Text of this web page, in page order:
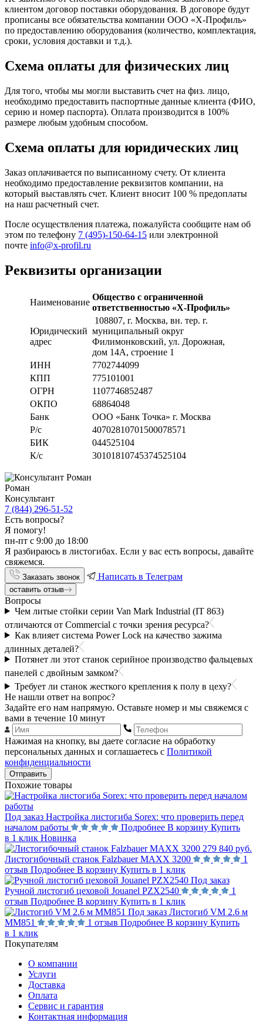
клиентом договор поставки оборудования. В договоре будут
прописаны все обязательства компании ООО «Х-Профиль»
по предоставлению оборудования (количество, комплектация,
сроки, условия доставки и т.д.).
Схема оплаты для физических лиц
Для того, чтобы мы могли выставить счет на физ. лицо,
необходимо предоставить паспортные данные клиента (ФИО,
серию и номер паспорта). Оплата производится в 100%
размере любым удобным способом.
Схема оплаты для юридических лиц
Заказ оплачивается по выписанному счету. От клиента
необходимо предоставление реквизитов компании, на
который выставлять счет. Клиент вносит 100 % предоплаты
на наш расчетный счет.
После осуществления платежа, пожалуйста сообщите нам об
этом по телефону 7 (495)-150-64-15 или электронной
почте info@x-profil.ru
Реквизиты организации
Наименование
Общество с ограниченной
ответственностью «Х-Профиль»
Юридический
адрес
108807, г. Москва, вн. тер. г.
муниципальный округ
Филимонковский, ул. Дорожная,
дом 14А, строение 1
ИНН
7702744099
КПП
775101001
ОГРН
1107746852487
ОКПО
68864048
Банк
ООО «Банк Точка» г. Москва
Р/с
40702810701500078571
БИК
044525104
К/с
30101810745374525104
Роман
Консультант
7 (844) 296-51-52
Есть вопросы?
Я помогу!
пн-пт с 9:00 до 18:00
Я разбираюсь в листогибах. Если у вас есть вопросы, давайте
свяжемся.
Заказать звонок Написать в Телеграм
оставить отзыв
Вопросы
Чем литые стойки серии Van Mark Industrial (IT 863)
отличаются от Commercial с точки зрения ресурса?
Как влияет система Power Lock на качество зажима
длинных деталей?
Потянет ли этот станок серийное производство фальцевых
панелей с двойным замком?
Требует ли станок жесткого крепления к полу в цеху?
Не нашли ответ на вопрос?
Задайте его нам напрямую. Оставьте номер и мы свяжемся с
вами в течение 10 минут
Нажимая на кнопку, вы даете согласие на обработку
персональных данных и соглашаетесь с Политикой
конфиденциальности
Отправить
Похожие товары
Под заказ Настройка листогиба Sorex: что проверить перед
началом работы
Подробнее В корзину Купить
в 1 клик Новинка
279 840 руб.
Листогибочный станок Falzbauer MAXX 3200
1
отзыв Подробнее В корзину Купить в 1 клик
Под заказ
Ручной листогиб цеховой Jouanel PZX2540
1
отзыв Подробнее В корзину Купить в 1 клик
Под заказ Листогиб VM 2.6 м
MM851
1 отзыв Подробнее В корзину Купить
в 1 клик
Покупателям
О компании
Услуги
Доставка
Оплата
Сервис и гарантия
Контактная информация